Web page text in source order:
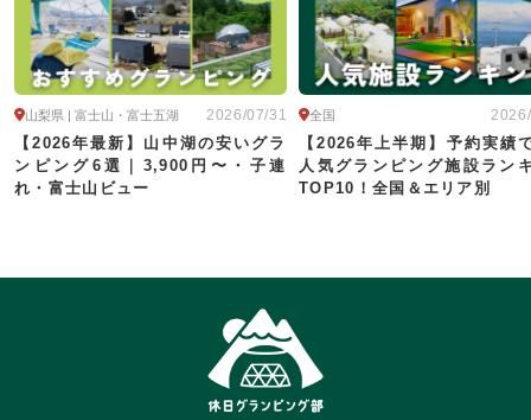
2026/07/31
山梨県 | 富士山・富士五湖
【2026年最新】山中湖の安いグラ
ンピング6選｜3,900円〜・子連
れ・富士山ビュー
全国
【2026年上半期】予約実績
人気グランピング施設ラン
TOP10！全国＆エリア別